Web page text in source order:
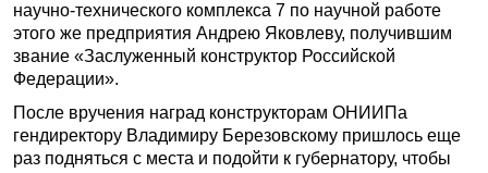
научно-технического комплекса 7 по научной работе
этого же предприятия Андрею Яковлеву, получившим
звание «Заслуженный конструктор Российской
Федерации».
После вручения наград конструкторам ОНИИПа
гендиректору Владимиру Березовскому пришлось еще
раз подняться с места и подойти к губернатору, чтобы